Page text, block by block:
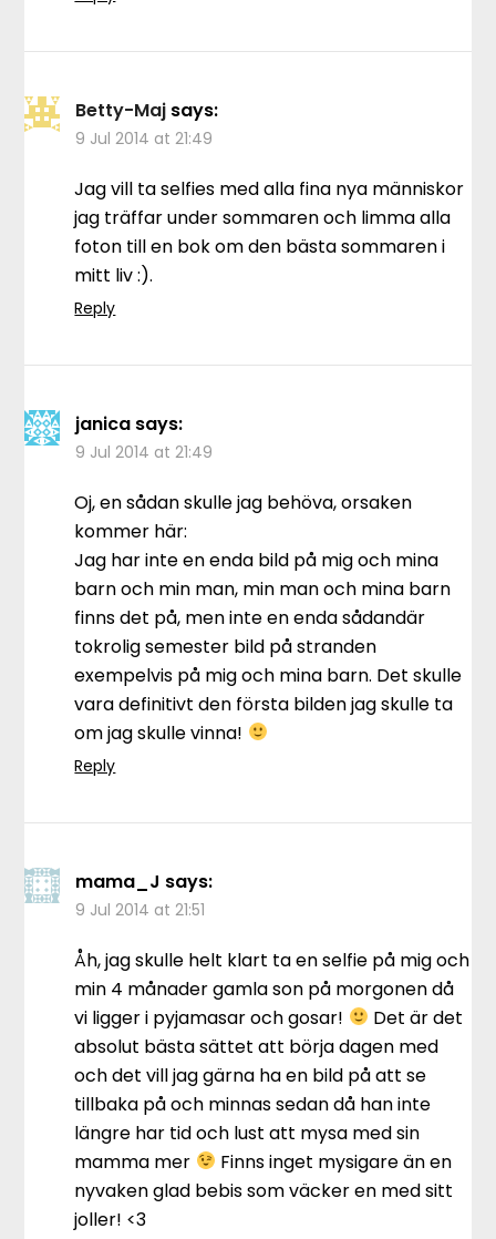
Betty-Maj says:
9 Jul 2014 at 21:49
Jag vill ta selfies med alla fina nya människor
jag träffar under sommaren och limma alla
foton till en bok om den bästa sommaren i
mitt liv :).
Reply
janica says:
9 Jul 2014 at 21:49
Oj, en sådan skulle jag behöva, orsaken
kommer här:
Jag har inte en enda bild på mig och mina
barn och min man, min man och mina barn
finns det på, men inte en enda sådandär
tokrolig semester bild på stranden
exempelvis på mig och mina barn. Det skulle
vara definitivt den första bilden jag skulle ta
om jag skulle vinna!
Reply
mama_J says:
9 Jul 2014 at 21:51
Åh, jag skulle helt klart ta en selfie på mig och
min 4 månader gamla son på morgonen då
vi ligger i pyjamasar och gosar!
Det är det
absolut bästa sättet att börja dagen med
och det vill jag gärna ha en bild på att se
tillbaka på och minnas sedan då han inte
längre har tid och lust att mysa med sin
mamma mer
Finns inget mysigare än en
nyvaken glad bebis som väcker en med sitt
joller! <3